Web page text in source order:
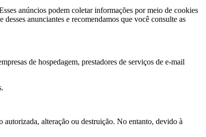
anúncios podem coletar informações por meio de cookies
anunciantes e recomendamos que você consulte as
de hospedagem, prestadores de serviços de e-mail
autorizada, alteração ou destruição. No entanto, devido à